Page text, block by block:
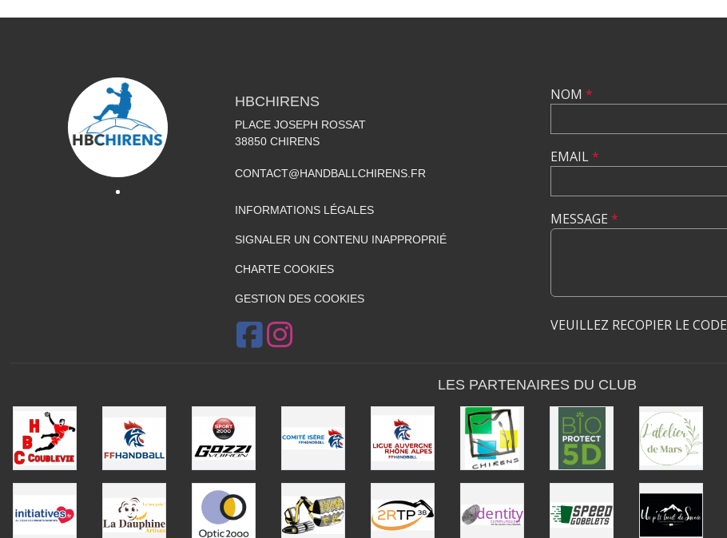
HBCHIRENS
PLACE JOSEPH ROSSAT
38850 CHIRENS
CONTACT@HANDBALLCHIRENS.FR
INFORMATIONS LÉGALES
SIGNALER UN CONTENU INAPPROPRIÉ
CHARTE COOKIES
GESTION DES COOKIES
NOM *
EMAIL*
MESSAGE *
VEUILLEZ RECOPIER LE CODE
LES PARTENAIRES DU CLUB